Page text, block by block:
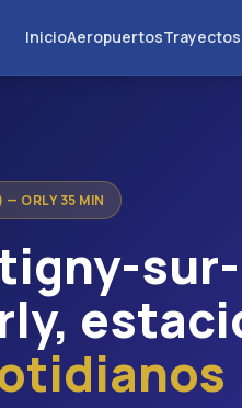
InicioAeropuertosTrayectos
ORLY 35 MIN
sur-